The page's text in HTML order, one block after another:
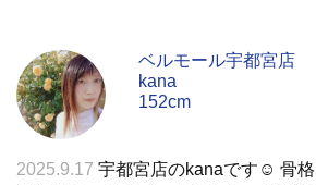
ベルモール宇都宮店
kana
152cm
2025.9.17 宇都宮店のkanaです☺︎ 骨